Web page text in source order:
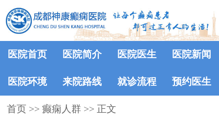
医院首页 医院简介 医院医生 医院新闻
医院环境 来院路线 就诊流程 预约医生
首页 >> 癫痫人群 >> 正文